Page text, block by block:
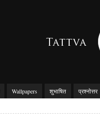
Wallpapers शुभाषित प्रश्नोत्तर